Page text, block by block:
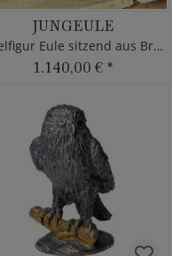
JUNGEULE
Vogelfigur Eule sitzend aus Bronze
1.140,00 € *